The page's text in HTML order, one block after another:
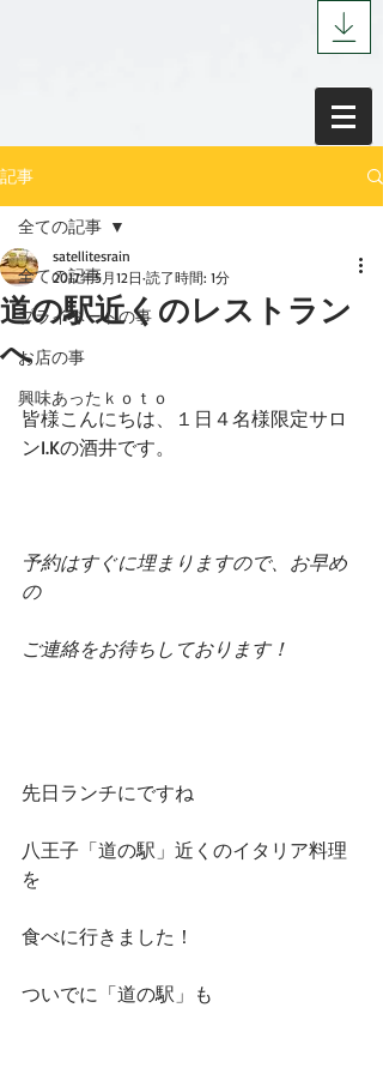
記事
全ての記事
プライベートの事
お店の事
興味あったｋｏｔｏ
全ての記事
道の駅近くのレストラン
へ
satellitesrain
2017年5月12日 読了時間: 1分
皆様こんにちは、１日４名様限定サロ
ンI.Kの酒井です。
予約はすぐに埋まりますので、お早め
の
ご連絡をお待ちしております！
先日ランチにですね
八王子「道の駅」近くのイタリア料理
を
食べに行きました！
ついでに「道の駅」も